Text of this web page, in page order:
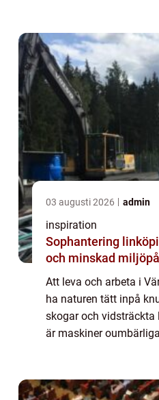
03 augusti 2026 admin
inspiration
Sophantering linköping effektiv
och minskad
Att leva och arbeta i
ha naturen tätt inpå
skogar och vidsträckta
är maskiner